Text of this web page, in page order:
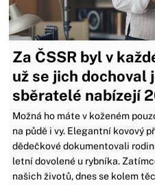
Za ČSSR byl v
už se jich dochoval
sběratelé nabízejí
Možná ho máte v koženém
na půdě i vy. Elegantní kovový
dědečkové dokumentovali
letní dovolené u rybníka.
našich životů, dnes se kolem